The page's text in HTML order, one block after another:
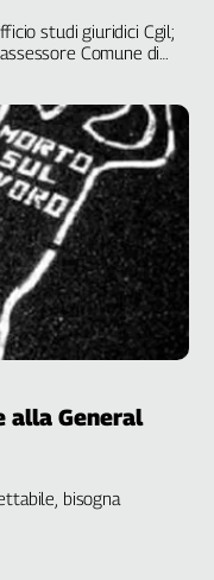
studi giuridici Cgil;
Comune di
alla General
bisogna